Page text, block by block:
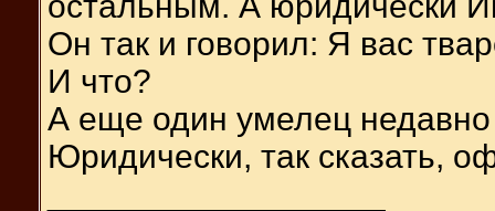
Он так и говорил: Я вас
И что?
А еще один умелец недавно
Юридически, так сказать,